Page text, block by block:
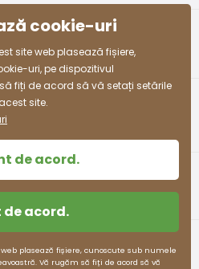
cookie-uri
site web plasează fișiere,
uri, pe dispozitivul
fiți de acord să vă setați setările
site.
de acord.
de acord.
plasează fișiere, cunoscute sub numele
Vă rugăm să fiți de acord să vă